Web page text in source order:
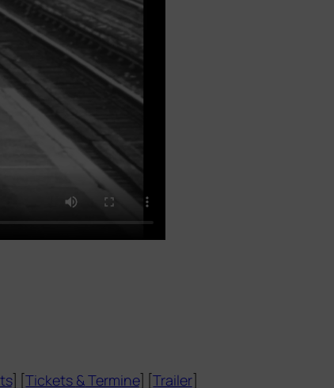
] [Tickets &Termine] [Trailer]